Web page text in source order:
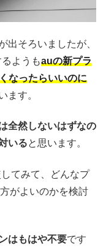
出そろいましたが、
ようもauの新プラ
なったらいいのに
ます。
全然しないはずなの
いると思います。
てみて、どんなプ
がよいのかを検討
はもはや不要です